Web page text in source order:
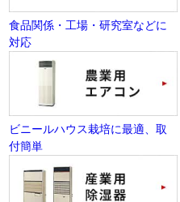
食品関係・工場・研究室などに
対応
ビニールハウス栽培に最適、取
付簡単